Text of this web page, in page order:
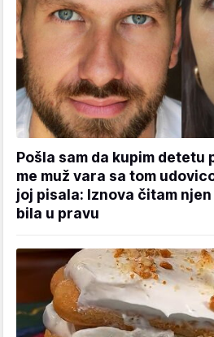
Pošla sam da kupim detetu
me muž vara sa tom
joj pisala: Iznova čitam
bila u pravu